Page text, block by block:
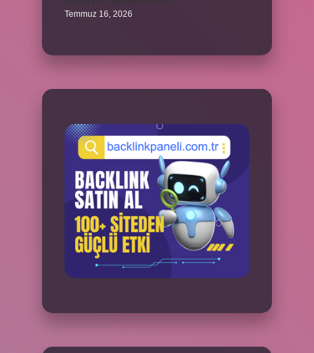
Temmuz 16, 2026